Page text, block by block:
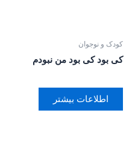
کودک و نوجوان
کی بود کی بود من نبودم
اطلاعات بیشتر